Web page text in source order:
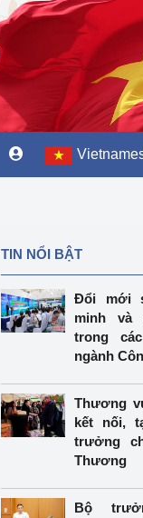
TIN NỔI BẬT
Đổi mới
minh và
trong
ngành
Thương
kết nối,
trưởng
Thương
Bộ